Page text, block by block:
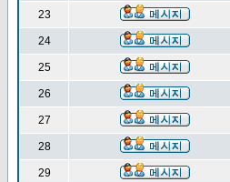
23
24
25
26
27
28
29